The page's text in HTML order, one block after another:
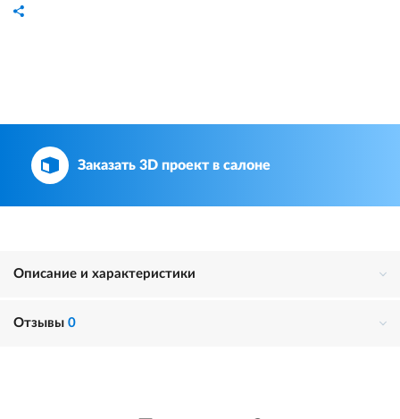
Заказать 3D проект в салоне
Описание и характеристики
Отзывы 0